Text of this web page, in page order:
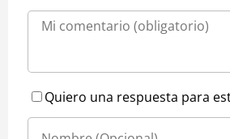
Quiero una respuesta para